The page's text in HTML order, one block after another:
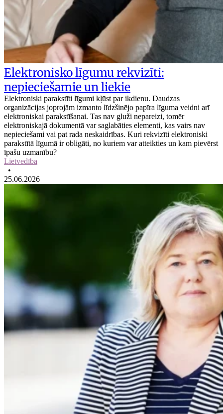
Elektronisko līgumu rekvizīti:
nepieciešamie un liekie
Elektroniski parakstīti līgumi kļūst par ikdienu. Daudzas
organizācijas joprojām izmanto līdzšinējo papīra līguma veidni arī
elektroniskai parakstīšanai. Tas nav gluži nepareizi, tomēr
elektroniskajā dokumentā var saglabāties elementi, kas vairs nav
nepieciešami vai pat rada neskaidrības. Kuri rekvizīti elektroniski
parakstītā līgumā ir obligāti, no kuriem var atteikties un kam pievērst
īpašu uzmanību?
Lietvedība
•
25.06.2026